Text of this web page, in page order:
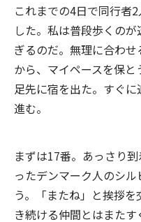
これまでの4日で同行者
した。私は普段歩くの
ぎるのだ。無理に合わ
から、マイペースを保
足先に宿を出た。すぐ
進む。
まずは17番。あっさり
ったデンマーク人のシ
う。「またね」と挨拶
き続ける仲間とはまたす